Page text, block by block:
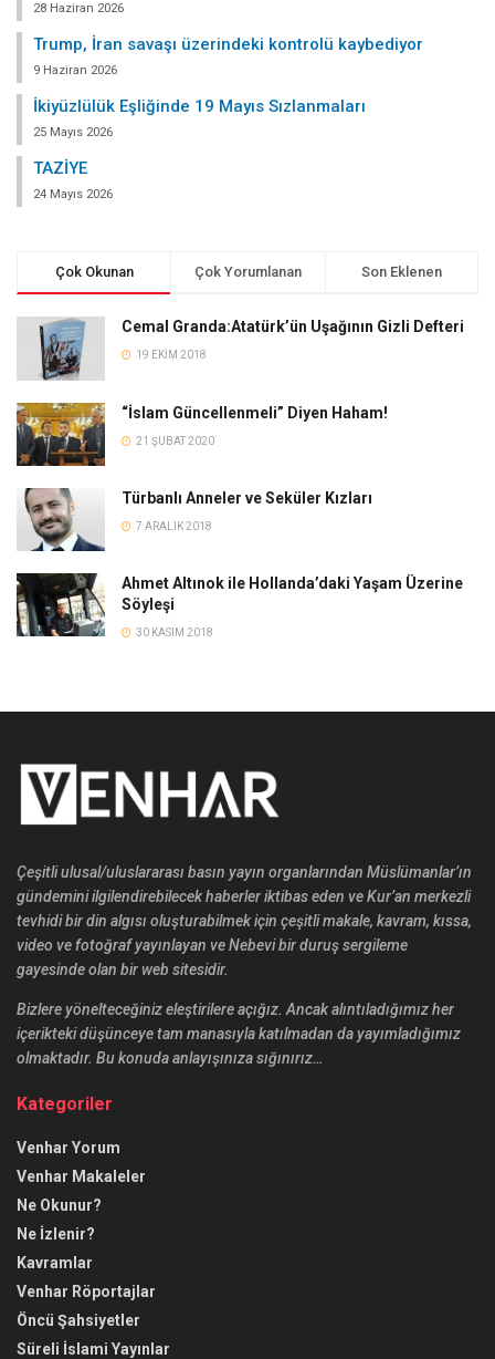
28 Haziran 2026
Trump, İran savaşı üzerindeki kontrolü kaybediyor
9 Haziran 2026
İkiyüzlülük Eşliğinde 19 Mayıs Sızlanmaları
25 Mayıs 2026
TAZİYE
24 Mayıs 2026
Çok Okunan Çok Yorumlanan Son Eklenen
Cemal Granda:Atatürk’ün Uşağının Gizli Defteri
19 EKIM 2018
“İslam Güncellenmeli” Diyen Haham!
21 ŞUBAT 2020
Türbanlı Anneler ve Seküler Kızları
7 ARALIK 2018
Ahmet Altınok ile Hollanda’daki Yaşam Üzerine
Söyleşi
30 KASIM 2018
Çeşitli ulusal/uluslararası basın yayın organlarından Müslümanlar’ın
gündemini ilgilendirebilecek haberler iktibas eden ve Kur’an merkezli
tevhidi bir din algısı oluşturabilmek için çeşitli makale, kavram, kıssa,
video ve fotoğraf yayınlayan ve Nebevi bir duruş sergileme
gayesinde olan bir web sitesidir.
Bizlere yönelteceğiniz eleştirilere açığız. Ancak alıntıladığımız her
içerikteki düşünceye tam manasıyla katılmadan da yayımladığımız
olmaktadır. Bu konuda anlayışınıza sığınırız…
Kategoriler
Venhar Yorum
Venhar Makaleler
Ne Okunur?
Ne İzlenir?
Kavramlar
Venhar Röportajlar
Öncü Şahsiyetler
Süreli İslami Yayınlar